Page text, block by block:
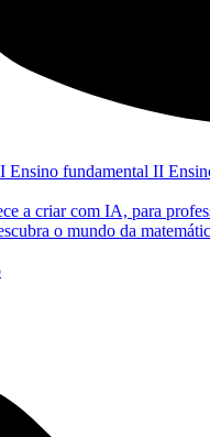
Ensino fundamental II
a criar com IA, para
o mundo da